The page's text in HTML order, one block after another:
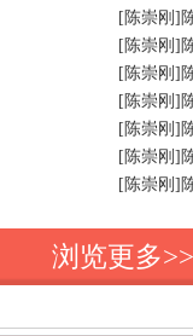
[陈崇刚]
[陈崇刚]
[陈崇刚]
[陈崇刚]
[陈崇刚]
[陈崇刚]
[陈崇刚]
浏览更多>>